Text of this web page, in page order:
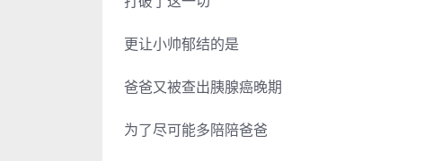
更让小帅郁结的是
爸爸又被查出胰腺癌晚期
为了尽可能多陪陪爸爸